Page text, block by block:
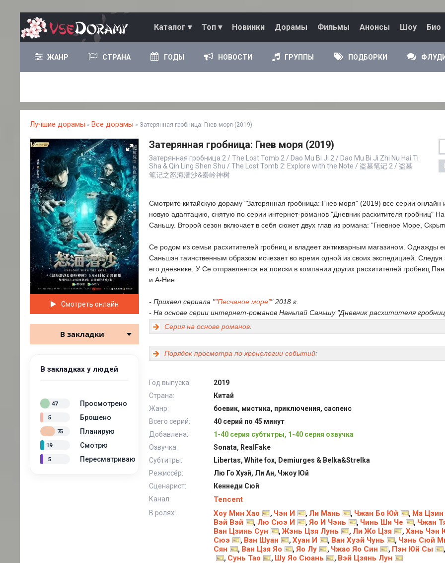
Каталог ▾ Топ ▾ Новинки Дорамы Фильмы Анонсы Шоу Био
ЖАНР СТРАНА ГОДЫ НОВОСТИ ГРУППЫ ПОДБОРКИ
Лучшие дорамы » Все дорамы » Затерянная гробница: Гнев моря (2019)
Смотреть онлайн
В закладки
В закладках у людей
Просмотрено
47
Брошено
5
Планирую
75
Смотрю
19
Пересматриваю
5
Затерянная гробница: Гнев моря (2019)
Затерянная гробница 2 / The Lost Tomb 2 / Dao Mu Bi Ji 2 / Dao Mu Bi Ji Zhi Nu Hai Ti
Sha & Qin Ling Shen Shu / The Lost Tomb 2: Explore with the Note / 盗墓笔记 2 / 盗墓
笔记之怒海潜沙&秦岭神树
Смотрите китайскую дораму "Затерянная гробница: Гнев моря" (2019) все серии онлайн
новую адаптацию, снятую по серии интернет-романов "Дневник расхитителя гробниц"
Саньшу. Второй сезон включает в себя сюжет двух глав из романа: "Гневное Море,
Се родом из семьи расхитителей гробниц и владеет антикварным магазином. Однажды
Саньшэн таинственным образом исчезает во время одной из своих экспедицией. Следуя
его дневнике, У Се отправляется на поиски в компании других расхитителей гробниц
и А-Нин.
- Приквел сериала ""Песчаное море"" 2018 г.
- На основе серии интернет-романов Наньпай Саньшу "Дневник расхитителя
Серия на основе романов:
Порядок просмотра по хронологии событий:
Год выпуска:
2019
Страна:
Китай
Жанр:
боевик, мистика, приключения, саспенс
Всего серий:
40 серий по 45 минут
Добавлена:
1-40 серия субтитры, 1-40 серия озвучка
Озвучка:
Sonata, RealFake
Субтитры:
Libertas, White fox, Demiurges & Belka&Strelka
Режиссёр:
Лю Го Хуэй, Ли Ан, Чжоу Юй
Сценарист:
Кеннеди Сюй
Канал:
Tencent
В ролях: Хоу Мин Хао , Чэн И , Ли Мань , Чжан Бо Юй , Ма Цзин
Вэй Вэй , Лю Сюэ И , Яо И Чэнь , Чинь Ши Че , Чжан
Ван Цзинь Сун , Жэнь Цзя Лунь , Ли Жо Цзя , Хань Чэн
Сюэ
, Ван Шуан , Хуан И , Ван Хуэй Чунь , Чэнь Сюй
Сян
, Ван Цзя Яо , Яо Лу , Чжао Яо Син , Пэн Юй Сы ,
, Сунь Тао , Шу Яо Сюань , Вэй Цзянь Лун